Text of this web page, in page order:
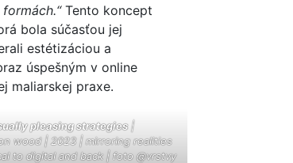
Tento koncept
bola súčasťou jej
estétizáciou a
úspešným v online
maliarskej praxe.
pleasing strategies|
wood | 2023 | mirroring realities
to digital and back | foto @vrstvy